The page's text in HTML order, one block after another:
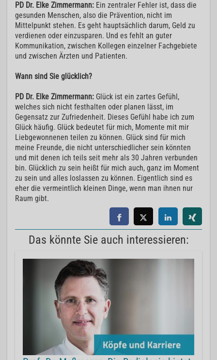
PD Dr. Elke Zimmermann: Ein zentraler Fehler ist, dass die
gesunden Menschen, also die Prävention, nicht im
Mittelpunkt stehen. Es geht hauptsächlich darum, Geld zu
verdienen oder einzusparen. Und es fehlt an guter
Kommunikation, zwischen Kollegen einzelner Fachgebiete
und zwischen Ärzten und Patienten.
Wann sind Sie glücklich?
PD Dr. Elke Zimmermann: Glück ist ein zartes Gefühl,
welches sich nicht festhalten oder planen lässt, im
Gegensatz zur Zufriedenheit. Dieses Gefühl habe ich zum
Glück häufig. Glück bedeutet für mich, Momente mit mir
Liebgewonnenen teilen zu können. Glück sind für mich
meine Freunde, die nicht unterschiedlicher sein könnten
und mit denen ich teils seit mehr als 30 Jahren verbunden
bin. Glücklich zu sein heißt für mich auch, ganz im Moment
zu sein und alles loslassen zu können. Eigentlich sind es
eher die vermeintlich kleinen Dinge, wenn man ihnen nur
Raum gibt.
Das könnte Sie auch interessieren: